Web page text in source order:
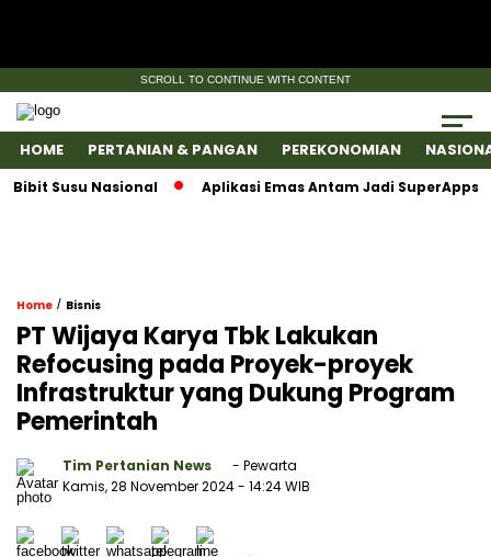
SCROLL TO CONTINUE WITH CONTENT
HOME PERTANIAN & PANGAN PEREKONOMIAN
Susu Nasional Aplikasi Emas Antam Jadi SuperApps,
Home / Bisnis
PT Wijaya Karya Tbk Lakukan
Refocusing pada Proyek-proyek
Infrastruktur yang Dukung Program
Pemerintah
Tim Pertanian News
- Pewarta
Kamis, 28 November 2024- 14:24 WIB